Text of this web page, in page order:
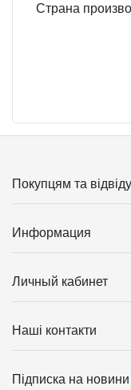
Страна
Покупцям та
Информация
Личный кабинет
Наші контакти
Підписка на новини